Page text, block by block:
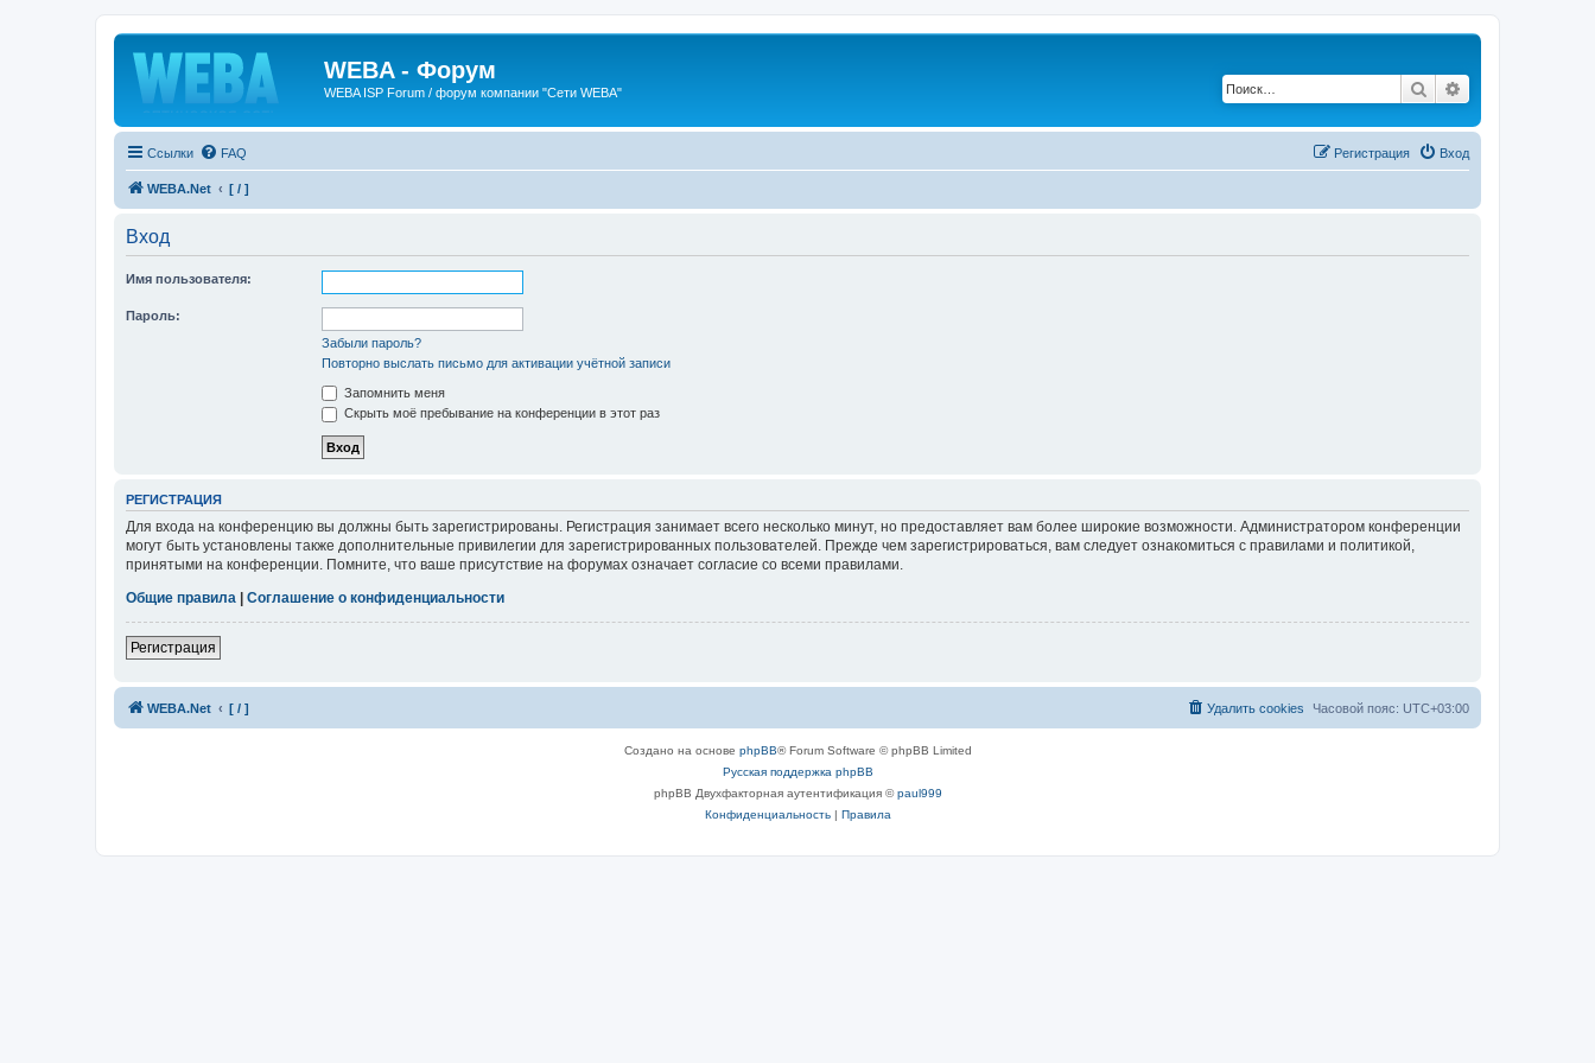
WEBA - Форум
WEBA ISP Forum / форум компании "Сети WEBA" Поиск
Ссылки FAQ Вход
Регистрация
WEBA.Net [ / ]
Вход
Имя пользователя:
Пароль:
Забыли пароль?
Повторно выслать письмо для активации учётной записи
Запомнить меня
Скрыть моё пребывание на конференции в этот раз
РЕГИСТРАЦИЯ
Для входа на конференцию вы должны быть зарегистрированы. Регистрация занимает всего несколько минут, но предоставляет вам более широкие возможности. Администратором конференции
могут быть установлены также дополнительные привилегии для зарегистрированных пользователей. Прежде чем зарегистрироваться, вам следует ознакомиться с правилами и политикой,
принятыми на конференции. Помните, что ваше присутствие на форумах означает согласие со всеми правилами.
Общие правила
Соглашение о конфиденциальности
Регистрация
WEBA.Net [ / ] Часовой пояс: UTC+03:00
Удалить cookies
Создано на основе phpBB® Forum Software © phpBB Limited
Русская поддержка phpBB
phpBB Двухфакторная аутентификация ©paul999
Конфиденциальность| Правила